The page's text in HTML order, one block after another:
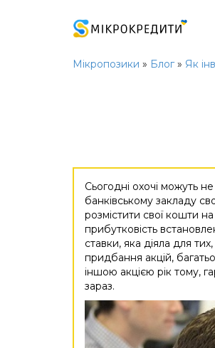
Мікропозики » Блог» Як
Сьогодні охочі можуть не
банківському закладу
розмістити свої кошти
прибутковість
ставки, яка діяла для
придбання акцій,
іншою акцією рік тому,
зараз.